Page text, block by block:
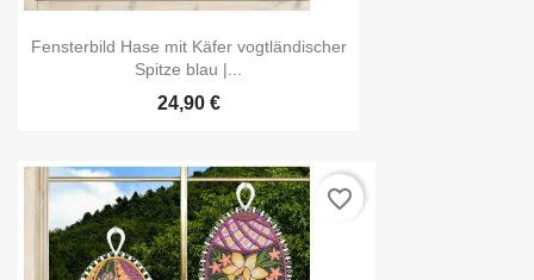
Fensterbild Hase mit Käfer vogtländischer
Spitze blau |...
24,90 €
favorite_border